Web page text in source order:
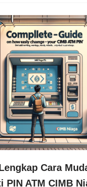
Cara
PIN ATM CIMB